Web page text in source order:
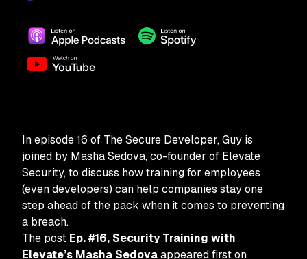
In episode 16 of The Secure Developer, Guy is
joined by Masha Sedova, co-founder of Elevate
Security, to discuss how training for employees
(even developers) can help companies stay one
step ahead of the pack when it comes to preventing
a breach.
The post Ep. #16, Security Training with
Elevate’s Masha Sedovaappeared first on